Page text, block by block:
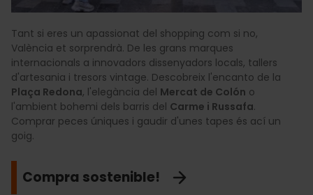
Tant si eres un apassionat del shopping com si no,
València et sorprendrà. De les grans marques
internacionals a innovadors dissenyadors locals, tallers
d'artesania i tresors vintage. Descobreix l'encanto de la
Plaça Redona, l'elegància del Mercat de Colón o
l'ambient bohemi dels barris del Carme i Russafa.
Comprar peces úniques i gaudir d'unes tapes és ací un
goig.
Compra sostenible!